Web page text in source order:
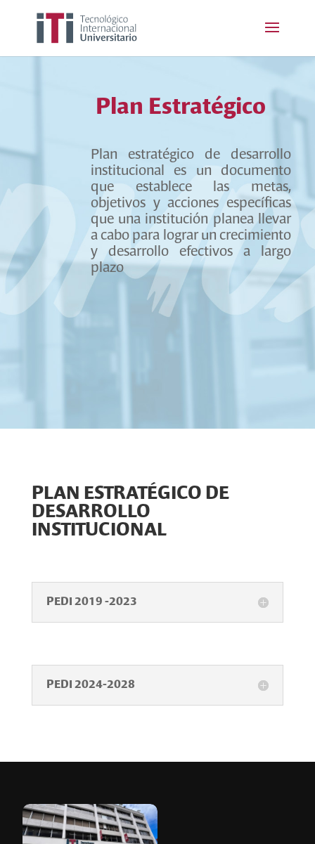
Plan Estratégico
Plan estratégico de desarrollo
institucional es un documento
que establece las metas,
objetivos y acciones específicas
que una institución planea llevar
a cabo para lograr un crecimiento
y desarrollo efectivos a largo
plazo
PLAN ESTRATÉGICO DE
DESARROLLO
INSTITUCIONAL
PEDI 2019 -2023
PEDI 2024-2028